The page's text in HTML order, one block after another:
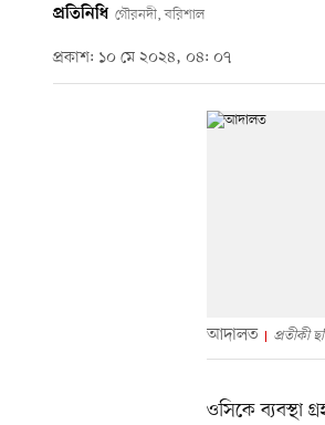
প্রতিনিধি গৌরনদী, বরিশাল
প্রকাশ: ১০ মে ২০২৪, ০৪: ০৭
আদালত প্রতীকী
ওসিকে ব্যবস্থা